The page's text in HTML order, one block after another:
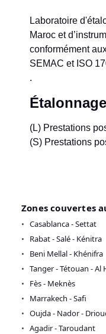
Laboratoire
Maroc et
conformément
SEMAC et ISO
.
Étalonnage
(L) Prestations
(S) Prestations
Zones couvertes
Casablanca - Settat
Rabat - Salé - Kénitra
Beni Mellal - Khénifra
Tanger - Tétouan - Al
Fès - Meknès
Marrakech - Safi
Oujda - Nador -
Agadir - Taroudant